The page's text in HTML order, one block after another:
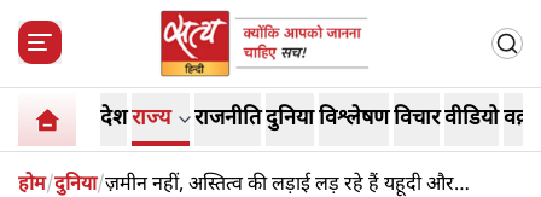
देशराज्य राजनीतिदुनियाविश्लेषणविचारवीडियो
होम/दुनिया/ज़मीन नहीं, अस्तित्व की लड़ाई लड़ रहे हैं यहूदी और